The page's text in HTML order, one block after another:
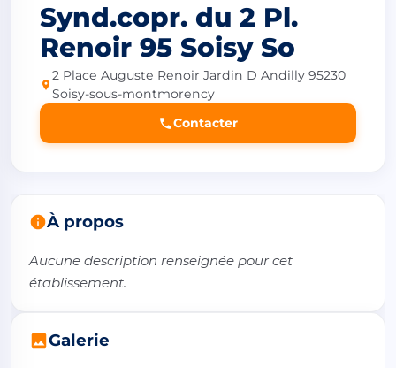
Synd.copr. du 2 Pl.
Renoir 95 Soisy So
2 Place Auguste Renoir Jardin D Andilly 95230
Soisy-sous-montmorency
Contacter
À propos
Aucune description renseignée pour cet
établissement.
Galerie